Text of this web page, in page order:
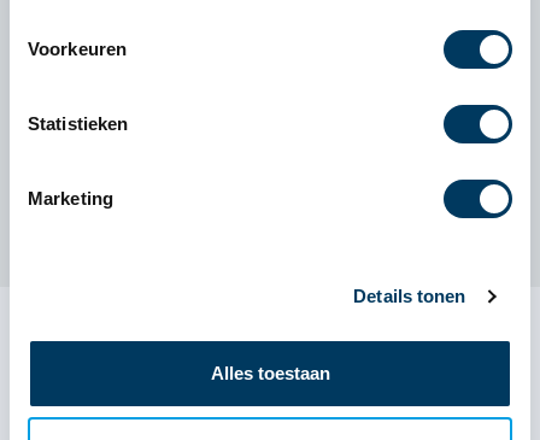
Voorkeuren
Statistieken
Marketing
Details tonen
Alles toestaan
voorkomen. Ze stimuleren hersenactiviteit, verhogen de
werkprestaties. Een gezonde en dynamische werkplek
begint bij slimme oplossingen – en Bruinsma helpt je